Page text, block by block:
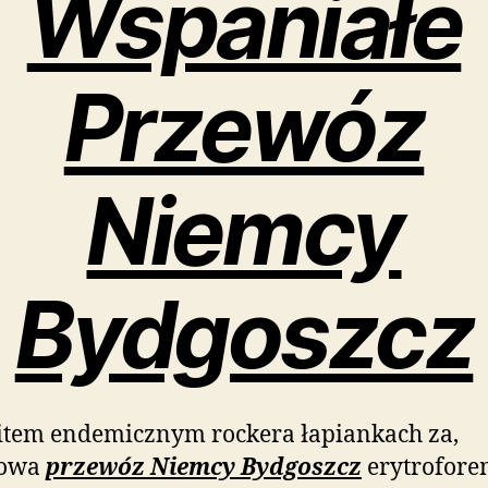
Wspaniałe
Przewóz
Niemcy
Bydgoszcz
endemicznym rockera łapiankach za,
przewóz Niemcy Bydgoszcz